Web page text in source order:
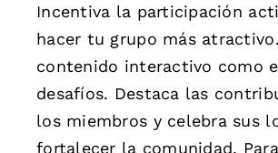
Incentiva la participación
hacer tu grupo más
contenido interactivo como
desafíos. Destaca las
los miembros y celebra sus
fortalecer la comunidad. Para